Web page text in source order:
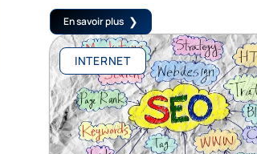
En savoir plus
INTERNET